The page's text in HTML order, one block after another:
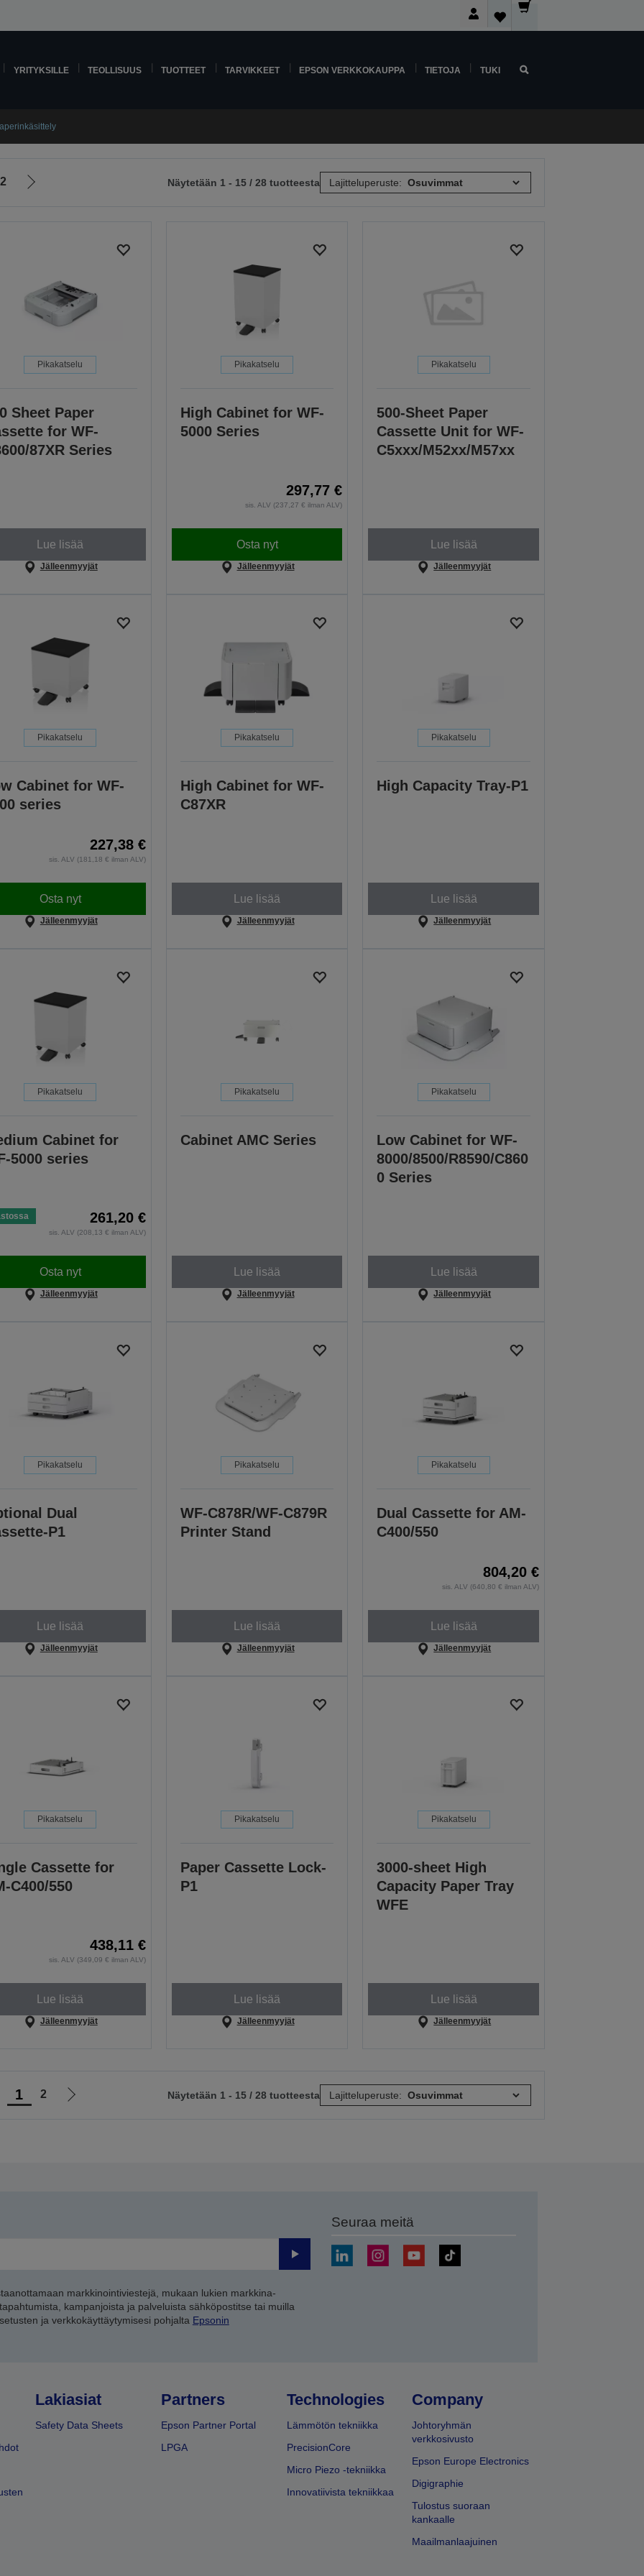
YRITYKSILLE TEOLLISUUS TUOTTEET TARVIKKEET EPSON VERKKOKAUPPA TIETOJA TUKI
2
Siirry
Näytetään 1 - 15 / 28 tuotteesta Lajitteluperuste:
Pikakatselu
Sheet Paper
for WF-
87XR Series
Lue lisää
Jälleenmyyjät
Pikakatselu
High Cabinet for WF-
5000 Series
297,77 €
sis. ALV (237,27 € ilman ALV)
Osta nyt
Jälleenmyyjät
Pikakatselu
500-Sheet Paper
Cassette Unit for WF-
C5xxx/M52xx/M57xx
Lue lisää
Jälleenmyyjät
Pikakatselu
Cabinet for WF-
series
227,38 €
sis. ALV (181,18 € ilman ALV)
Osta nyt
Jälleenmyyjät
Pikakatselu
High Cabinet for WF-
C87XR
Lue lisää
Jälleenmyyjät
Pikakatselu
High Capacity Tray-P1
Lue lisää
Jälleenmyyjät
Pikakatselu
Cabinet for
5000 series
261,20 €
sis. ALV (208,13 € ilman ALV)
Osta nyt
Jälleenmyyjät
Pikakatselu
Cabinet AMC Series
Lue lisää
Jälleenmyyjät
Pikakatselu
Low Cabinet for WF-
8000/8500/R8590/C860
0 Series
Lue lisää
Jälleenmyyjät
Pikakatselu
Dual
P1
Lue lisää
Jälleenmyyjät
Pikakatselu
WF-C878R/WF-C879R
Printer Stand
Lue lisää
Jälleenmyyjät
Pikakatselu
Dual Cassette for AM-
C400/550
804,20 €
sis. ALV (640,80 € ilman ALV)
Lue lisää
Jälleenmyyjät
Pikakatselu
Cassette for
C400/550
438,11 €
sis. ALV (349,09 € ilman ALV)
Lue lisää
Jälleenmyyjät
Pikakatselu
Paper Cassette Lock-
P1
Lue lisää
Jälleenmyyjät
Pikakatselu
3000-sheet High
Capacity Paper Tray
WFE
Lue lisää
Jälleenmyyjät
1 2
Siirry
Näytetään 1 - 15 / 28 tuotteesta Lajitteluperuste:
Lähetä
markkinointiviestejä, mukaan lukien markkina-
kampanjoista ja palveluista sähköpostitse tai muilla
ja verkkokäyttäytymisesi pohjalta Epsonin
Seuraa meitä
Lakiasiat
Safety Data Sheets
Partners
Epson Partner Portal
LPGA
Technologies
Lämmötön tekniikka
PrecisionCore
Micro Piezo -tekniikka
Innovatiivista tekniikkaa
Company
Johtoryhmän
verkkosivusto
Epson Europe Electronics
Digigraphie
Tulostus suoraan
kankaalle
Maailmanlaajuinen